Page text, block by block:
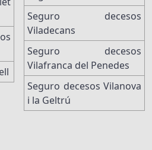
Seguro decesos
Viladecans
Seguro decesos
Vilafranca del Penedes
Seguro decesos Vilanova
i la Geltrú